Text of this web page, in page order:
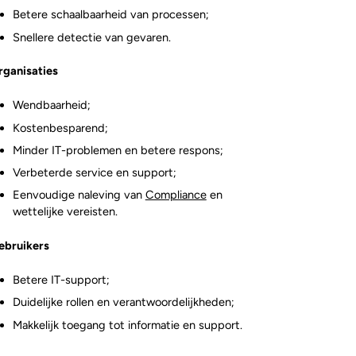
Betere schaalbaarheid van processen;
Snellere detectie van gevaren.
Wendbaarheid;
Kostenbesparend;
Minder IT-problemen en betere respons;
Verbeterde service en support;
Eenvoudige naleving van Complianceen
wettelijke vereisten.
Betere IT-support;
Duidelijke rollen en verantwoordelijkheden;
Makkelijk toegang tot informatie en support.